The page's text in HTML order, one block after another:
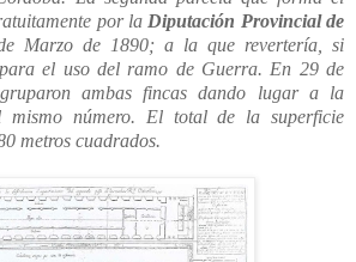
por la Diputación Provincial de
Marzo de 1890; a la que revertería, si
el uso del ramo de Guerra. En 29 de
ambas fincas dando lugar a la
mismo número. El total de la superficie
metros cuadrados.